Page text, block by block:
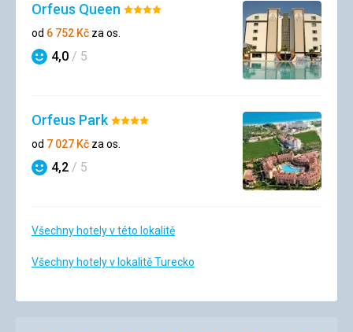
Orfeus Queen Hodnocení:
od 6 752 Kč za os.
Hodnocení
4,0 / 5
Orfeus ParkHodnocení:
4/5
od 7 027 Kč za os.
Hodnocení
4,2 / 5
Všechny hotely v této lokalitě
Všechny hotely v lokalitě Turecko